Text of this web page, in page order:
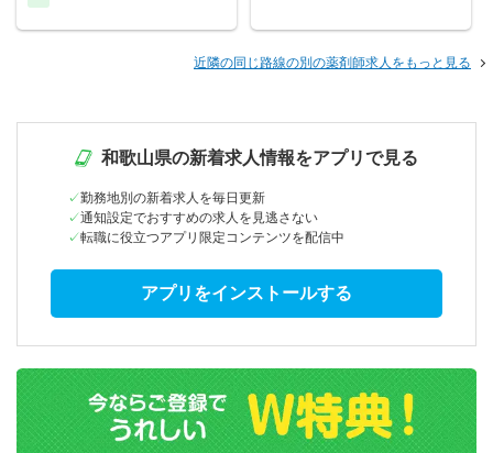
近隣の同じ路線の別の薬剤師求人をもっと見る
和歌山県の新着求人情報をアプリで見る
勤務地別の新着求人を毎日更新
通知設定でおすすめの求人を見逃さない
転職に役立つアプリ限定コンテンツを配信中
アプリをインストールする